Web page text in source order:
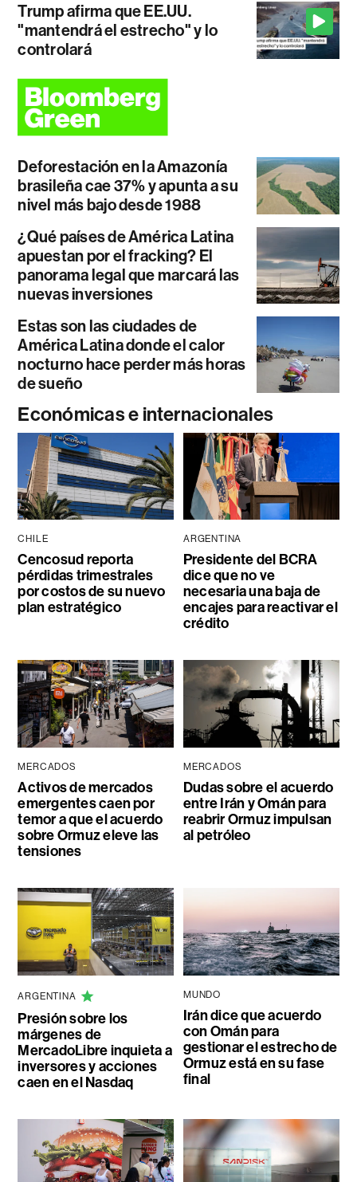
Trump afirma que EE.UU.
"mantendrá el estrecho" y lo
controlará
Deforestación en la Amazonía
brasileña cae 37% y apunta a su
nivel más bajo desde 1988
¿Qué países de América Latina
apuestan por el fracking? El
panorama legal que marcará las
nuevas inversiones
Estas son las ciudades de
América Latina donde el calor
nocturno hace perder más horas
de sueño
Económicas e internacionales
CHILE
Cencosud reporta
pérdidas trimestrales
por costos de su nuevo
plan estratégico
ARGENTINA
Presidente del BCRA
dice que no ve
necesaria una baja de
encajes para reactivar el
crédito
MERCADOS
Activos de mercados
emergentes caen por
temor a que el acuerdo
sobre Ormuz eleve las
tensiones
MERCADOS
Dudas sobre el acuerdo
entre Irán y Omán para
reabrir Ormuz impulsan
al petróleo
ARGENTINA
Presión sobre los
márgenes de
MercadoLibre inquieta a
inversores y acciones
caen en el Nasdaq
MUNDO
Irán dice que acuerdo
con Omán para
gestionar el estrecho de
Ormuz está en su fase
final